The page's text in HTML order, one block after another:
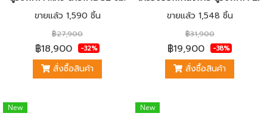
ขายแล้ว 1,590 ชิ้น
฿27,900
฿18,900 -32%
สั่งซื้อสินค้า
ขายแล้ว 1,548 ชิ้น
฿31,900
฿19,900 -38%
สั่งซื้อสินค้า
New New